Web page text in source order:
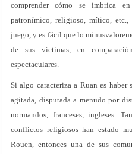
comprender cómo se imbrica
patronímico, religioso, mítico,
juego, y es fácil que lo
de sus víctimas, en
espectaculares.
Si algo caracteriza a Ruan es
agitada, disputada a menudo por
normandos, franceses, ingleses.
conflictos religiosos han estado
Rouen, entonces una de sus